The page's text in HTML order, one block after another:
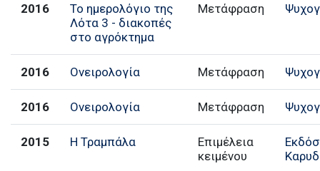
2016
Το ημερολόγιο της
Λότα 3 - διακοπές
στο αγρόκτημα
Μετάφραση
2016 Ονειρολογία Μετάφραση
2016 Ονειρολογία Μετάφραση
2015 Η Τραμπάλα
Επιμέλεια
κειμένου